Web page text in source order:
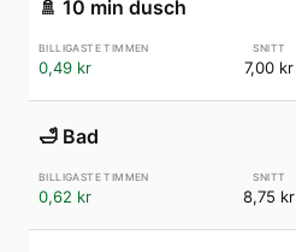
🚿 10 min dusch
0,49 kr 7,00 kr
🛁 Bad
0,62 kr 8,75 kr